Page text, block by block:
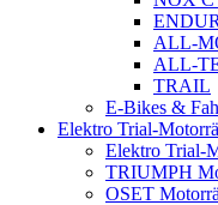
ALL-
ALL-
TRAIL
E-Bikes &
Elektro Trial-
Elektro Trial-
TRIUMPH
OSET